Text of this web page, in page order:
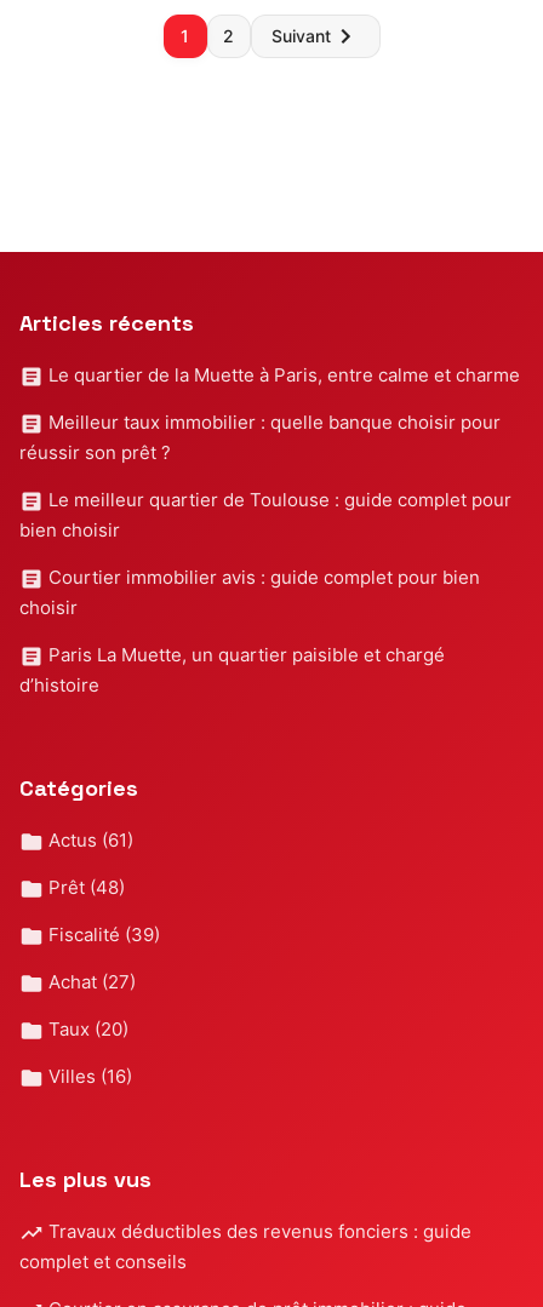
Pagination
des
1 2 Suivant
Articles récents
Le quartier de la Muette à Paris, entre calme et charme
Meilleur taux immobilier : quelle banque choisir pour
réussir son prêt ?
Le meilleur quartier de Toulouse : guide complet pour
bien choisir
Courtier immobilier avis : guide complet pour bien
choisir
Paris La Muette, un quartier paisible et chargé
d’histoire
Catégories
Actus (61)
Prêt (48)
Fiscalité (39)
Achat (27)
Taux (20)
Villes (16)
Les plus vus
Travaux déductibles des revenus fonciers : guide
complet et conseils